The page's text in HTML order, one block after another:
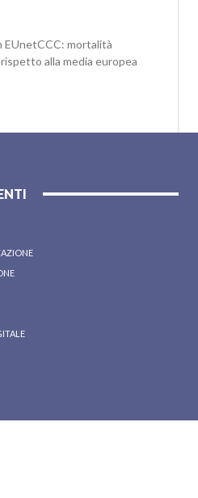
EUnetCCC: mortalità
alla media europea